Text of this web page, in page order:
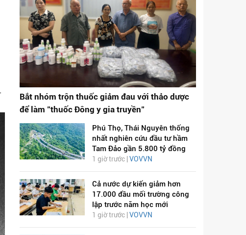
Bắt nhóm trộn thuốc giảm đau với thảo dược
để làm "thuốc Đông y gia truyền"
Phú Thọ, Thái Nguyên thống
nhất nghiên cứu đầu tư hầm
Tam Đảo gần 5.800 tỷ đồng
1 giờ trước | VOVVN
Cả nước dự kiến giảm hơn
17.000 đầu mối trường công
lập trước năm học mới
1 giờ trước | VOVVN